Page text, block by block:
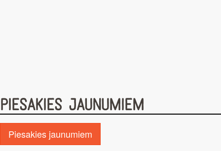
PIESAKIES JAUNUMIEM
Piesakies jaunumiem